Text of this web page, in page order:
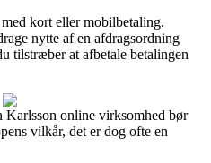
kort eller mobilbetaling.
nytte af en afdragsordning
tilstræber at afbetale betalingen
Karlsson online virksomhed bør
vilkår, det er dog ofte en